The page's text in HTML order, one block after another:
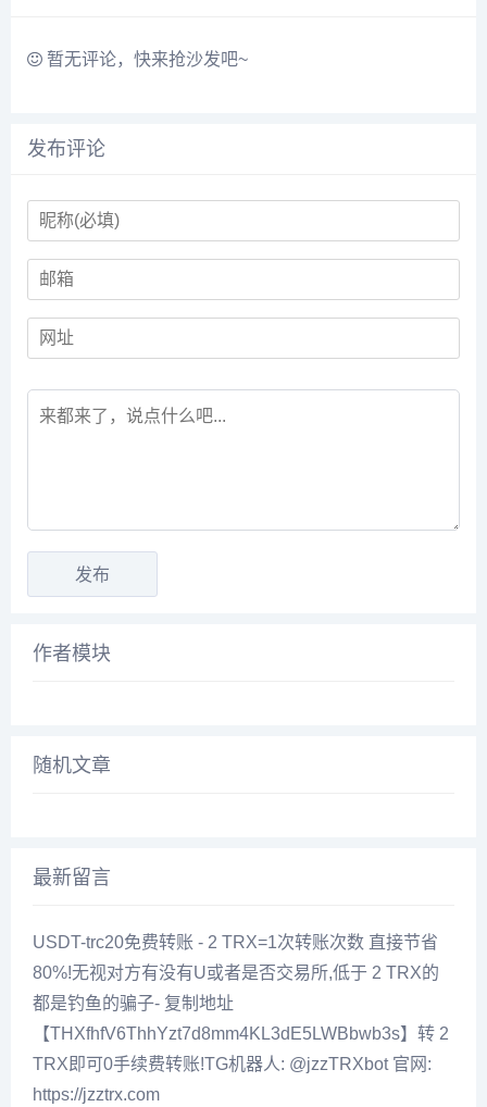
暂无评论，快来抢沙发吧~
发布评论
作者模块
随机文章
最新留言
USDT-trc20免费转账 - 2 TRX=1次转账次数 直接节省
80%!无视对方有没有U或者是否交易所,低于 2 TRX的
都是钓鱼的骗子- 复制地址
【THXfhfV6ThhYzt7d8mm4KL3dE5LWBbwb3s】转 2
TRX即可0手续费转账!TG机器人: @jzzTRXbot 官网:
https://jzztrx.com